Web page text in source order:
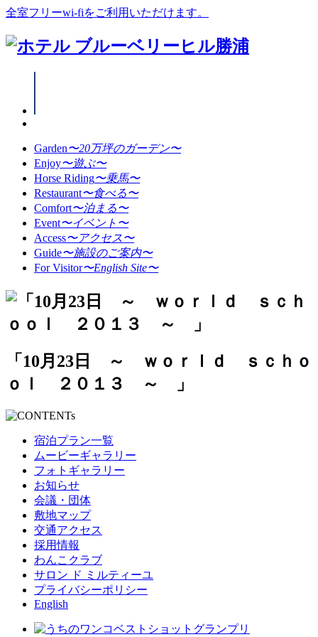
全室フリーwi-fiをご利用いただけます。
Garden〜20万坪のガーデン〜
Enjoy〜遊ぶ〜
Horse Riding〜乗馬〜
Restaurant〜食べる〜
Comfort〜泊まる〜
Event〜イベント〜
Access〜アクセス〜
Guide〜施設のご案内〜
For Visitor〜English Site〜
「10月23日 ～ ｗｏｒｌｄ ｓｃｈｏ
ｏｌ ２０１３ ～ 」
宿泊プラン一覧
ムービーギャラリー
フォトギャラリー
お知らせ
会議・団体
敷地マップ
交通アクセス
採用情報
わんこクラブ
サロン ド ミルティーユ
プライバシーポリシー
English